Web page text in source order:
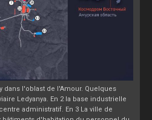
dans l'oblast de l'Amour. Quelques
Ledyanya. En 2 la base industrielle
administratif. En 3 La ville de